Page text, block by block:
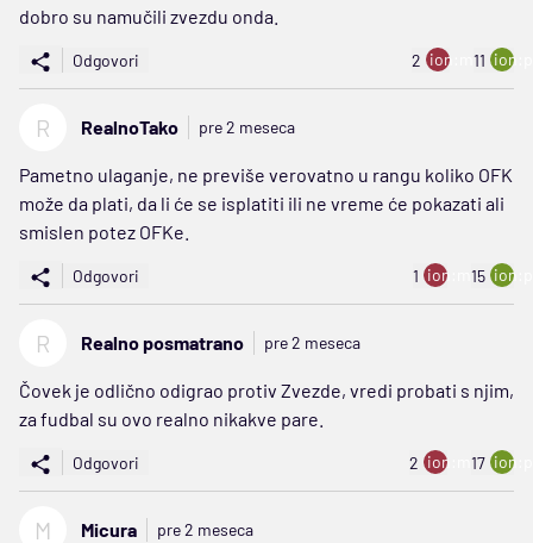
dobro su namučili zvezdu onda.
Odgovori 2 ion:minus
11
R RealnoTako pre 2 meseca
Pametno ulaganje, ne previše verovatno u rangu koliko OFK
može da plati, da li će se isplatiti ili ne vreme će pokazati ali
smislen potez OFKe.
Odgovori 1 ion:minus
15
R Realno posmatrano pre 2 meseca
Čovek je odlično odigrao protiv Zvezde, vredi probati s njim,
za fudbal su ovo realno nikakve pare.
Odgovori 2 ion:minus
17
M Micura pre 2 meseca